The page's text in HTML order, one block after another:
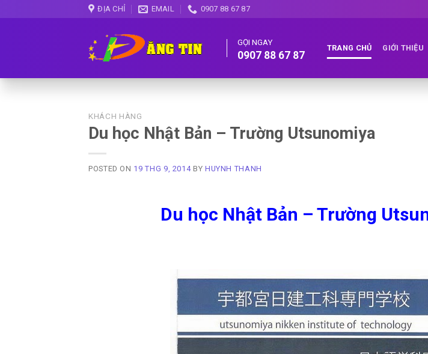
ĐỊA CHỈ EMAIL 0907 88 67 87
GỌI NGAY
0907 88 67 87
TRANG CHỦ GIỚI THIỆU
KHÁCH HÀNG
Du học Nhật Bản – Trường Utsunomiya
POSTED ON 19 THG 9, 2014BY HUYNH THANH
Du học Nhật Bản – Trường